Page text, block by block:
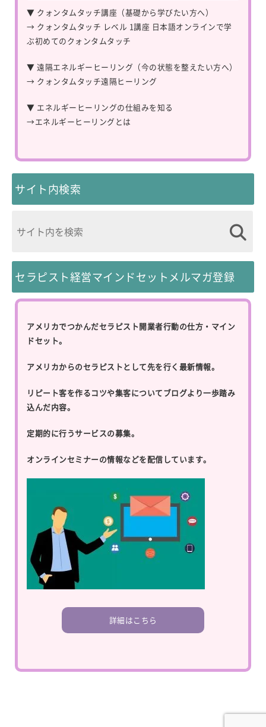
▼ クォンタムタッチ講座（基礎から学びたい方へ）
→ クォンタムタッチ レベル 1講座 日本語オンラインで学
ぶ初めてのクォンタムタッチ
▼ 遠隔エネルギーヒーリング（今の状態を整えたい方へ）
→ クォンタムタッチ遠隔ヒーリング
▼ エネルギーヒーリングの仕組みを知る
→ エネルギーヒーリングとは
サイト内検索
セラピスト経営マインドセットメルマガ登録
アメリカでつかんだセラピスト開業者行動の仕方・マイン
ドセット。
アメリカからのセラピストとして先を行く最新情報。
リピート客を作るコツや集客についてブログより一歩踏み
込んだ内容。
定期的に行うサービスの募集。
オンラインセミナーの情報などを配信しています。
詳細はこちら